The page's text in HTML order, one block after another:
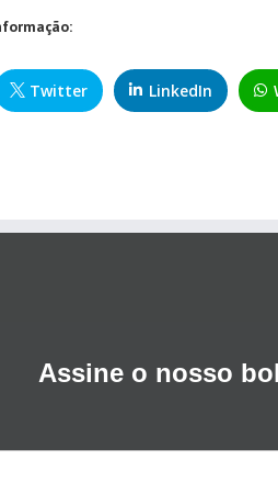
Twitter LinkedIn
Assine o nosso